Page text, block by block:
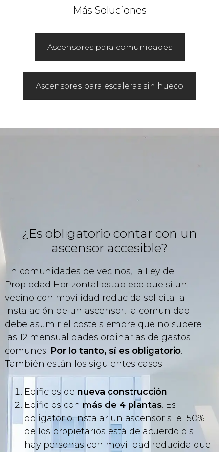
Más Soluciones
Ascensores para comunidades
Ascensores para escaleras sin hueco
¿Es obligatorio contar con un
ascensor accesible?
En comunidades de vecinos, la Ley de
Propiedad Horizontal establece que si un
vecino con movilidad reducida solicita la
instalación de un ascensor, la comunidad
debe asumir el coste siempre que no supere
las 12 mensualidades ordinarias de gastos
comunes. Por lo tanto, sí es obligatorio.
También están los siguientes casos:
Edificios de nueva construcción.
Edificios con más de 4 plantas. Es
obligatorio instalar un ascensor si el 50%
de los propietarios está de acuerdo o si
hay personas con movilidad reducida que